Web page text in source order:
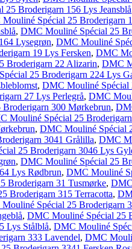
Broderigarn 156 Lys Jeansblå
Spécial 25 Broderigarn
, DMC Mouliné Spécial 25
Lysegrøn, DMC Mouliné
19 Lys Fersken, DMC
Broderigarn 22 Alizarin, DMC
25 Broderigarn 224 Lys
, DMC Mouliné Spécial
27 Lys Perlegrå, DMC
300 Mørkebrun,
Mouliné Spécial 25
, DMC Mouliné Spécial
3041 Grålilla, DMC
25 Broderigarn 3046 Lys
, DMC Mouliné Spécial 25
Lys Rødbrun, DMC Mouliné
Broderigarn 31 Tusmørke,
Broderigarn 315 Terracotta,
Spécial 25 Broderigarn
, DMC Mouliné Spécial 25
Lys Stålblå, DMC Mouliné
333 Lavendel, DMC